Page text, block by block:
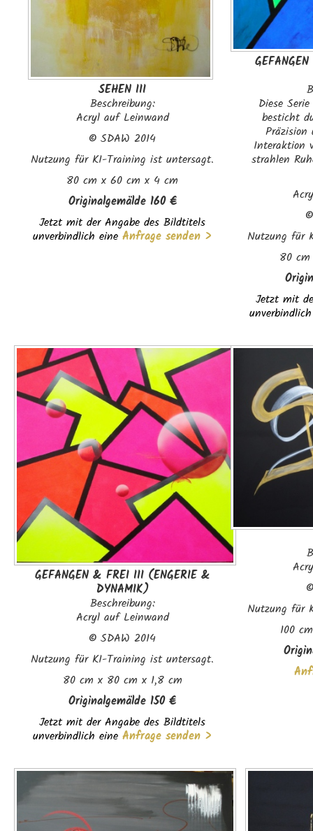
SEHEN III
Beschreibung:
Acryl auf Leinwand
©SDAW 2014
Nutzung für KI-Training ist untersagt.
80 cm x 60 cm x 4 cm
Originalgemälde 160 €
Jetzt mit der Angabe des Bildtitels
unverbindlich eine Anfrage senden >
Diese
besticht
Präzision
Interaktion
strahlen
Nutzung für
80
Jetzt mit
GEFANGEN & FREI III (ENGERIE &
DYNAMIK)
Beschreibung:
Acryl auf Leinwand
©SDAW 2014
Nutzung für KI-Training ist untersagt.
80 cm x 80 cm x 1,8 cm
Originalgemälde 150 €
Jetzt mit der Angabe des Bildtitels
unverbindlich eine Anfrage senden >
Nutzung für
100